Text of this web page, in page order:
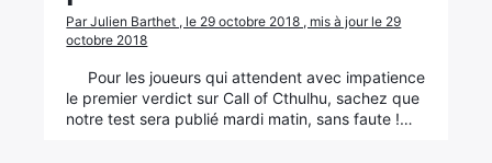
Par Julien Barthet , le 29 octobre 2018 , mis à jour le 29
octobre 2018
Pour les joueurs qui attendent avec impatience
le premier verdict sur Call of Cthulhu, sachez que
notre test sera publié mardi matin, sans faute !…